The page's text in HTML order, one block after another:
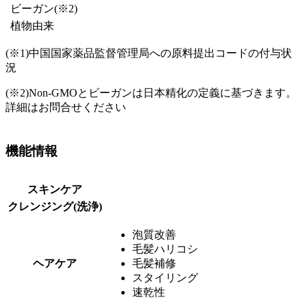
ビーガン(※2)
植物由来
(※1)中国国家薬品監督管理局への原料提出コードの付与状
況
(※2)Non-GMOとビーガンは日本精化の定義に基づきます。
詳細はお問合せください
機能情報
スキンケア
クレンジング(洗浄)
ヘアケア
泡質改善
毛髪ハリコシ
毛髪補修
スタイリング
速乾性